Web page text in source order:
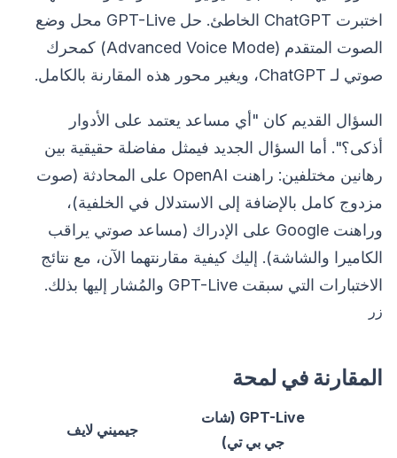
اختبرت ChatGPT الخاطئ. حل GPT-Live محل وضع
الصوت المتقدم (Advanced Voice Mode) كمحرك
صوتي لـ ChatGPT، ويغير محور هذه المقارنة بالكامل.
السؤال القديم كان "أي مساعد يعتمد على الأدوار
أذكى؟". أما السؤال الجديد فيمثل مفاضلة حقيقية بين
رهانين مختلفين: راهنت OpenAI على المحادثة (صوت
مزدوج كامل بالإضافة إلى الاستدلال في الخلفية)،
وراهنت Google على الإدراك (مساعد صوتي يراقب
الكاميرا والشاشة). إليك كيفية مقارنتهما الآن، مع نتائج
الاختبارات التي سبقت GPT-Live والمُشار إليها بذلك.
زر
المقارنة في لمحة
GPT-Live (شات
جي بي تي)
جيميني لايف